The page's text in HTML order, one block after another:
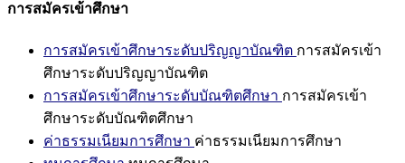
การสมัครเข้าศึกษา
การสมัครเข้าศึกษาระดับปริญญาบัณฑิต การสมัครเข้า
ศึกษาระดับปริญญาบัณฑิต
การสมัครเข้าศึกษาระดับบัณฑิตศึกษา การสมัครเข้า
ศึกษาระดับบัณฑิตศึกษา
ค่าธรรมเนียมการศึกษา ค่าธรรมเนียมการศึกษา